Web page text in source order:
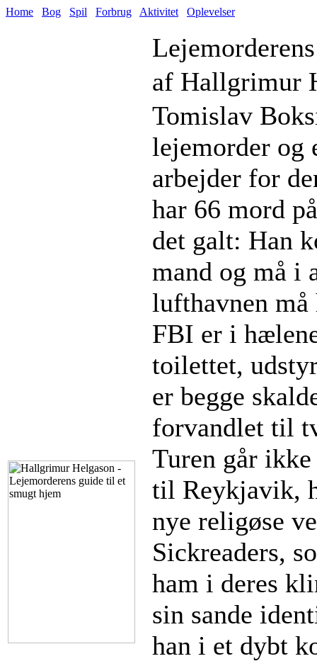
Home Bog Spil Forbrug Aktivitet Oplevelser
af Hallgrimur
Tomislav
lejemorder og
arbejder for
har 66 mord
det galt: Han
mand og må i
lufthavnen
FBI er i
toilettet,
er begge
forvandlet til
Turen går
til Reykjavik,
nye religøse
Sickreaders,
ham i deres
sin sande
han i et dybt